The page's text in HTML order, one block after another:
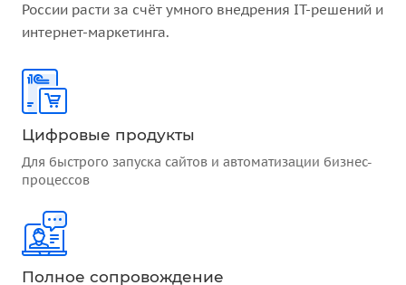
России расти за счёт умного внедрения IT-решений и
интернет-маркетинга.
Цифровые продукты
Для быстрого запуска сайтов и автоматизации бизнес-
процессов
Полное сопровождение